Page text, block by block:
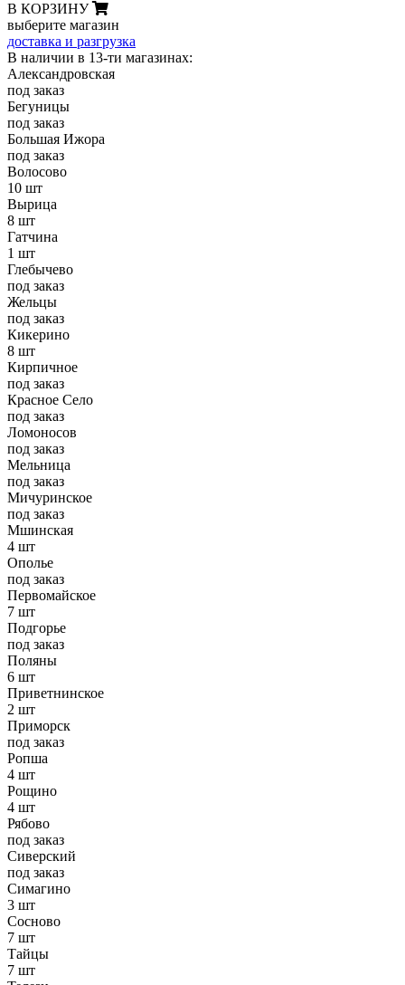
В КОРЗИНУ
выберите магазин
доставка и разгрузка
В наличии в 13-ти магазинах:
Александровская
под заказ
Бегуницы
под заказ
Большая Ижора
под заказ
Волосово
10 шт
Вырица
8 шт
Гатчина
1 шт
Глебычево
под заказ
Жельцы
под заказ
Кикерино
8 шт
Кирпичное
под заказ
Красное Село
под заказ
Ломоносов
под заказ
Мельница
под заказ
Мичуринское
под заказ
Мшинская
4 шт
Ополье
под заказ
Первомайское
7 шт
Подгорье
под заказ
Поляны
6 шт
Приветнинское
2 шт
Приморск
под заказ
Ропша
4 шт
Рощино
4 шт
Рябово
под заказ
Сиверский
под заказ
Симагино
3 шт
Сосново
7 шт
Тайцы
7 шт